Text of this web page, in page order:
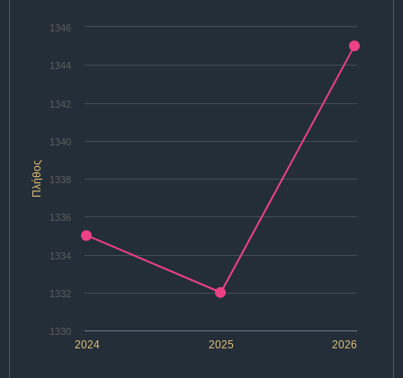
Πλήθος
2024 2026
2025
1330
1332
1334
1336
1338
1340
1342
1344
1346